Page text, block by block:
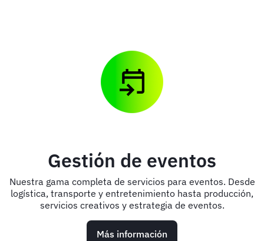
Gestión de eventos
Nuestra gama completa de servicios para eventos. Desde
logística, transporte y entretenimiento hasta producción,
servicios creativos y estrategia de eventos.
Más información